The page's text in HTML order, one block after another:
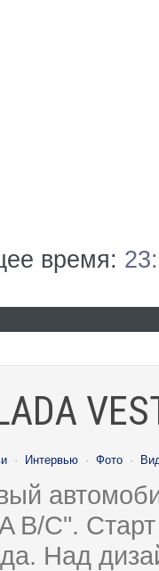
время:
· Интервью · Фото ·
B/C".
Над